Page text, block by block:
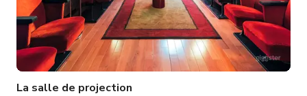
La salle de projection